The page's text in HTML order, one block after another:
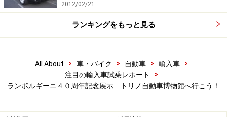
2012/02/21
ランキングをもっと見る
All About > 車・バイク > 自動車 > 輸入車
>
注目の輸入車試乗レポート
>
ランボルギーニ４０周年記念展示 トリノ自動車博物館へ行こう！